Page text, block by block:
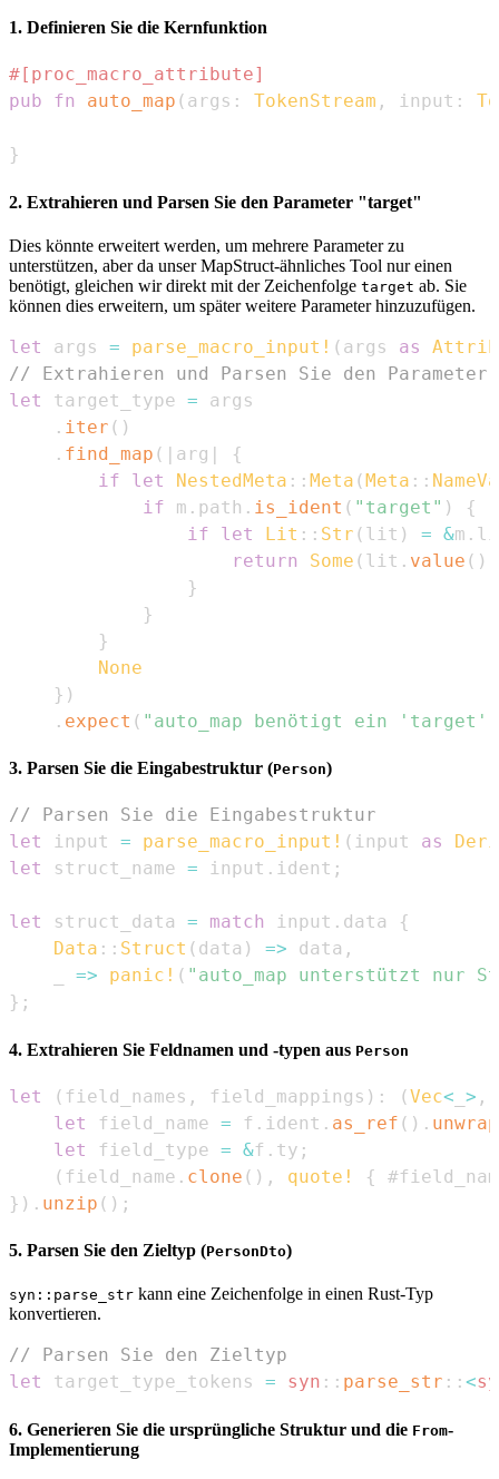
1. Definieren Sie die Kernfunktion
#[proc_macro_attribute]
pub
fn auto_map ( args : TokenStream , input :
}
2. Extrahieren und Parsen Sie den Parameter "target"
Dies könnte erweitert werden, um mehrere Parameter zu
unterstützen, aber da unser MapStruct-ähnliches Tool nur einen
benötigt, gleichen wir direkt mit der Zeichenfolge target ab. Sie
können dies erweitern, um später weitere Parameter hinzuzufügen.
let args = parse_macro_input! ( args as
// Extrahieren und Parsen Sie den
let
target_type =
. iter ( )
. find_map ( | arg |
{
if
let NestedMeta :: Meta (Meta ::
if m . path . is_ident ( "target" )
{
if
let Lit :: Str ( lit ) = &m .
return
Some ( lit . value ( )
}
}
}
None
} )
. expect ( "auto_map benötigt ein 'target'-
3. Parsen Sie die Eingabestruktur (Person)
// Parsen Sie die Eingabestruktur
let
input = parse_macro_input! ( input as
let
struct_name = input . ident ;
let struct_data = match input . data
{
Data :: Struct ( data ) => data ,
=> panic! ( "auto_map unterstützt nur
} ;
4. Extrahieren Sie Feldnamen und -typen aus Person
let ( field_names , field_mappings ) : (Vec< > ,
let
field_name = f . ident . as_ref ( ) . unwrap
let
field_type = &f . ty ;
( field_name . clone ( ) , quote! {
} ) . unzip ( ) ;
5. Parsen Sie den Zieltyp (PersonDto)
syn::parse_str kann eine Zeichenfolge in einen Rust-Typ
konvertieren.
// Parsen Sie den Zieltyp
let
target_type_tokens = syn :: parse_str :: <
6. Generieren Sie die ursprüngliche Struktur und die From-
Implementierung